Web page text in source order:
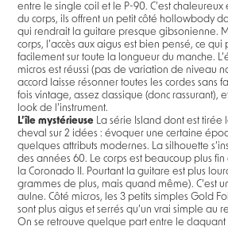
entre le single coil et le P-90. C’est
du corps, ils offrent un petit côté hollowbody
qui rendrait la guitare presque gibsonienne.
corps, l’accès aux aigus est bien pensé, ce
facilement sur toute la longueur du manche.
micros est réussi (pas de variation de niveau
accord laisse résonner toutes les cordes sans
fois vintage, assez classique (donc rassurant),
look de l’instrument.
L’île mystérieuse La série Island dont est tirée
cheval sur 2 idées : évoquer une certaine
quelques attributs modernes. La silhouette
des années 60. Le corps est beaucoup plus
la Coronado II. Pourtant la guitare est plus
grammes de plus, mais quand même). C’est
aulne. Côté micros, les 3 petits simples Gold
sont plus aigus et serrés qu’un vrai simple au
On se retrouve quelque part entre le